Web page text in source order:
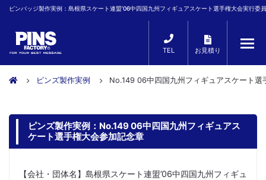
ピンバッジ製作実例：島根県スケート連盟’06中四国九州フィギュアスケート選手権大会実行委
TEL お見積り
ピンズ製作実例 No.149 06中四国九州フィギュアスケート選
ピンズ製作実例：No.149 06中四国九州フィギュアス
ケート選手権大会参加記念章
【会社・団体名】島根県スケート連盟’06中四国九州フィギュ